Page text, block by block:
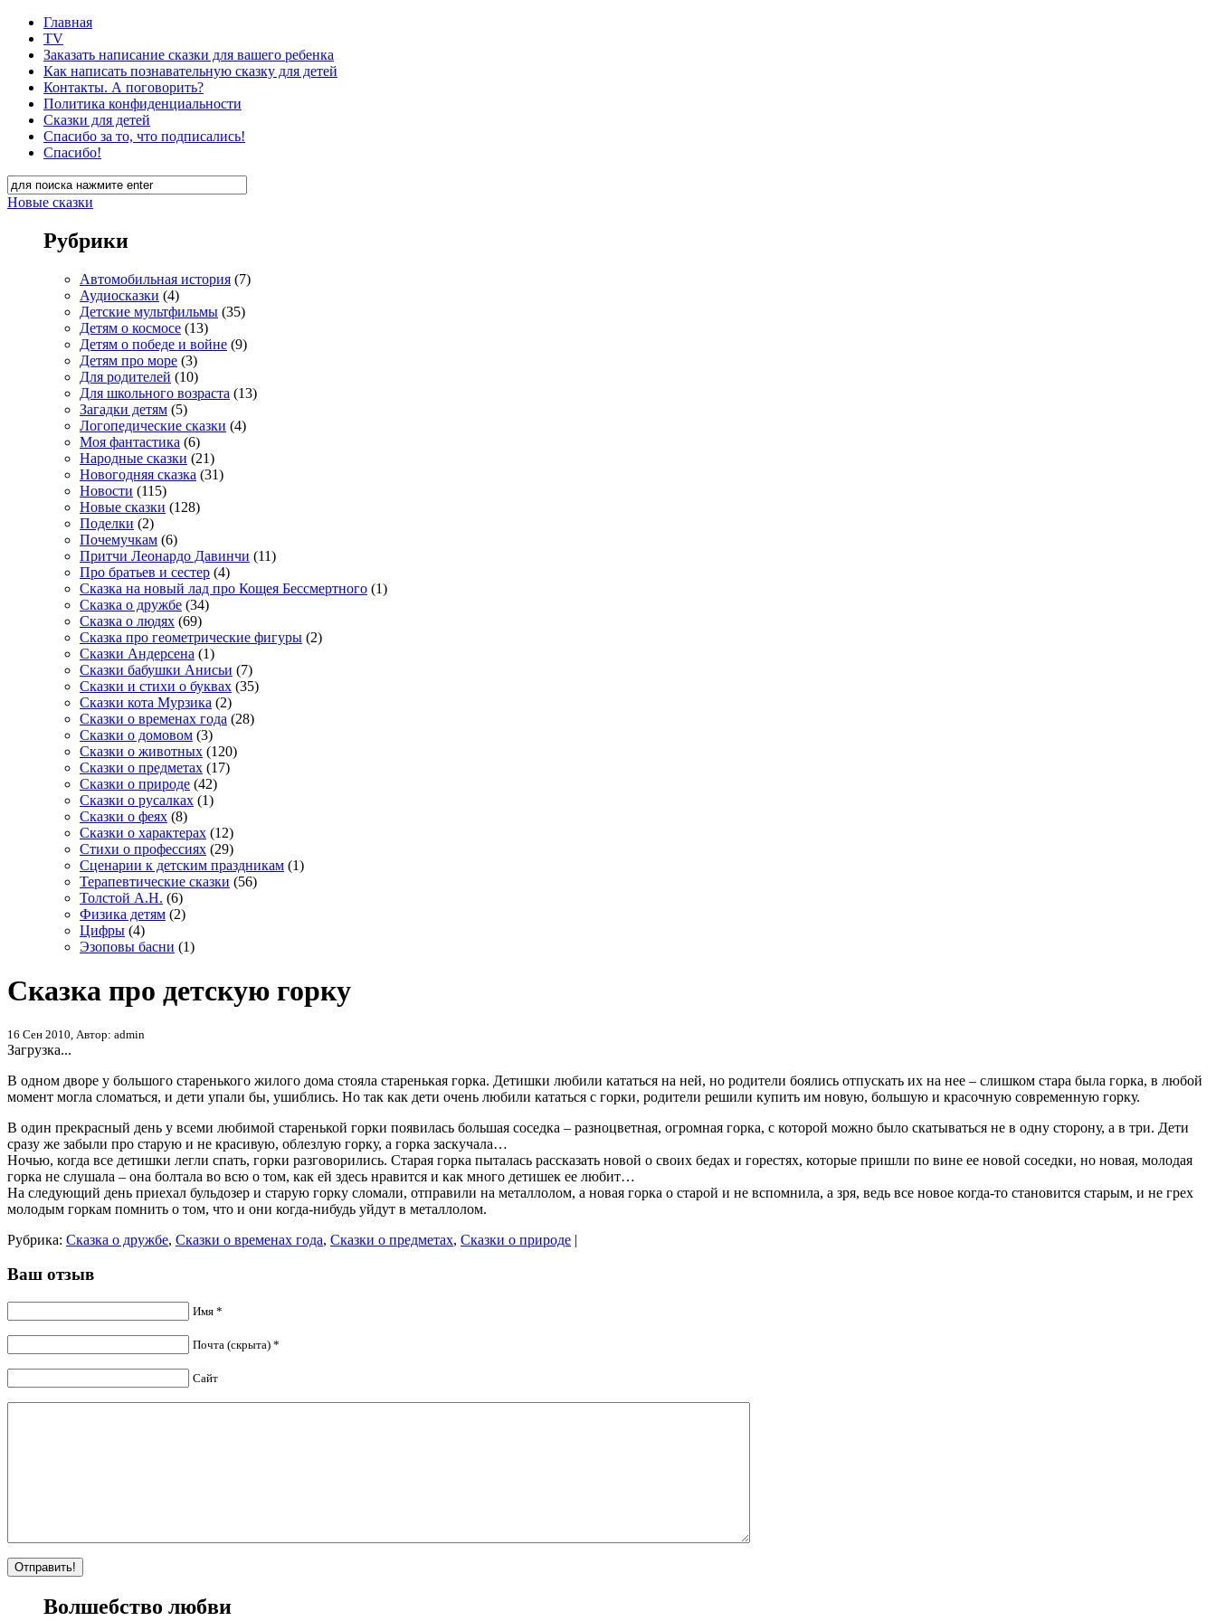
Главная
TV
Заказать написание сказки для вашего ребенка
Как написать познавательную сказку для детей
Контакты. А поговорить?
Политика конфиденциальности
Сказки для детей
Спасибо за то, что подписались!
Спасибо!
Новые сказки
Рубрики
Автомобильная история (7)
Аудиосказки (4)
Детские мультфильмы (35)
Детям о космосе (13)
Детям о победе и войне (9)
Детям про море (3)
Для родителей (10)
Для школьного возраста (13)
Загадки детям (5)
Логопедические сказки (4)
Моя фантастика (6)
Народные сказки (21)
Новогодняя сказка (31)
Новости (115)
Новые сказки (128)
Поделки (2)
Почемучкам (6)
Притчи Леонардо Давинчи (11)
Про братьев и сестер (4)
Сказка на новый лад про Кощея Бессмертного (1)
Сказка о дружбе (34)
Сказка о людях (69)
Сказка про геометрические фигуры (2)
Сказки Андерсена (1)
Сказки бабушки Анисьи (7)
Сказки и стихи о буквах (35)
Сказки кота Мурзика (2)
Сказки о временах года (28)
Сказки о домовом (3)
Сказки о животных (120)
Сказки о предметах (17)
Сказки о природе (42)
Сказки о русалках (1)
Сказки о феях (8)
Сказки о характерах (12)
Стихи о профессиях (29)
Сценарии к детским праздникам (1)
Терапевтические сказки (56)
Толстой А.Н. (6)
Физика детям (2)
Цифры (4)
Эзоповы басни (1)
Сказка про детскую горку
16 Сен 2010, Автор: admin
Загрузка...
В одном дворе у большого старенького жилого дома стояла старенькая горка. Детишки любили кататься на ней, но родители боялись отпускать их на нее – слишком стара была горка, в любой
момент могла сломаться, и дети упали бы, ушиблись. Но так как дети очень любили кататься с горки, родители решили купить им новую, большую и красочную современную горку.
В один прекрасный день у всеми любимой старенькой горки появилась большая соседка – разноцветная, огромная горка, с которой можно было скатываться не в одну сторону, а в три. Дети
сразу же забыли про старую и не красивую, облезлую горку, а горка заскучала…
Ночью, когда все детишки легли спать, горки разговорились. Старая горка пыталась рассказать новой о своих бедах и горестях, которые пришли по вине ее новой соседки, но новая, молодая
горка не слушала – она болтала во всю о том, как ей здесь нравится и как много детишек ее любит…
На следующий день приехал бульдозер и старую горку сломали, отправили на металлолом, а новая горка о старой и не вспомнила, а зря, ведь все новое когда-то становится старым, и не грех
молодым горкам помнить о том, что и они когда-нибудь уйдут в металлолом.
Рубрика: Сказка о дружбе, Сказки о временах года, Сказки о предметах, Сказки о природе |
Ваш отзыв
Имя *
Почта (скрыта) *
Сайт
Волшебство любви